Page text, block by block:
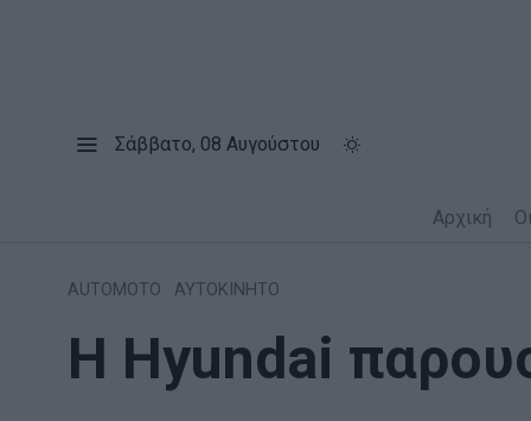
Σάββατο, 08 Αυγούστου
Αρχική
AUTOMOTO ΑΥΤΟΚΙΝΗΤΟ
Η Hyundai